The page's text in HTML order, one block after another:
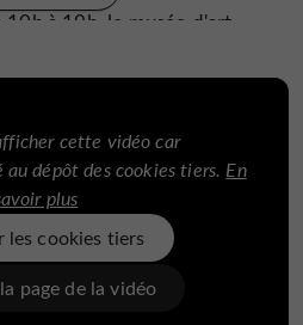
à 19h, le musée d'art
et invite chaque visiteur à
touristiques à Porto,
la famille, des activités en
un musée amusant et
itinéraire.
cette vidéo car
au dépôt des cookies tiers. En
plus
les cookies tiers
page de la vidéo